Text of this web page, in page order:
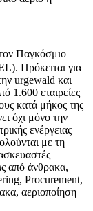
Παγκόσμιο
Πρόκειται για
urgewald και
1.600 εταιρείες
κατά μήκος της
όχι μόνο την
ενέργειας
με τη
από άνθρακα,
Procurement,
αεριοποίηση